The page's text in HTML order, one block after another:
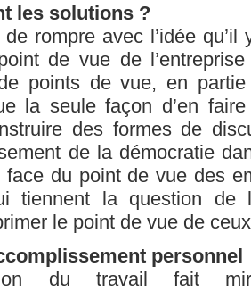
les solutions ?
de rompre avec l’idée
de vue de
points de vue, en
la seule façon d’en
des formes de
de la démocratie
face du point de vue des
tiennent la question de
le point de vue de
personnel
du travail fait